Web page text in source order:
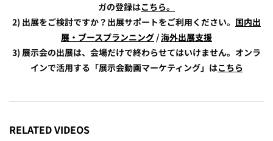
ガの登録はこちら。
2) 出展をご検討ですか？出展サポートをご利用ください。 国内出
展・ブースプランニング /海外出展支援
3) 展示会の出展は、会場だけで終わらせてはいけません。オンラ
インで活用する「展示会動画マーケティング」はこちら
RELATED VIDEOS